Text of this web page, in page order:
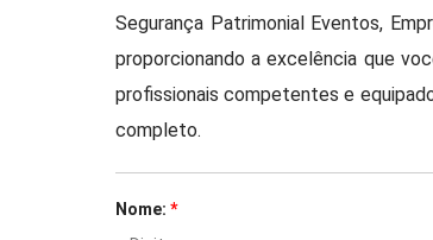
Segurança Patrimonial Eventos,
proporcionando a excelência que
profissionais competentes e
completo.
Nome:*